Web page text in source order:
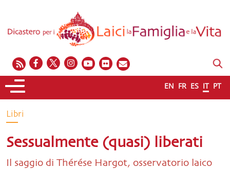
EN FR ES IT PT
Libri
Sessualmente (quasi) liberati
Il saggio di Thérése Hargot, osservatorio laico